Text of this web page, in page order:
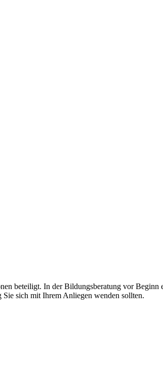
beteiligt. In der Bildungsberatung vor Beginn
sich mit Ihrem Anliegen wenden sollten.